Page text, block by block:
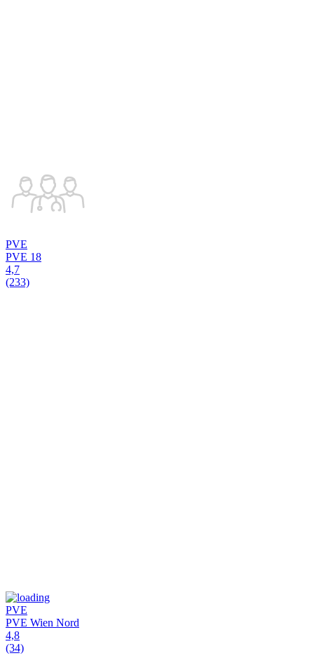
PVE
PVE 18
4,7
(233)
PVE
PVE Wien Nord
4,8
(34)